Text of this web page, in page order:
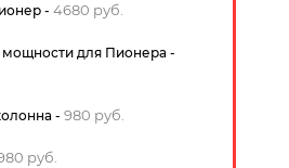
- 4680 руб.
мощности для Пионера -
- 980 руб.
руб.